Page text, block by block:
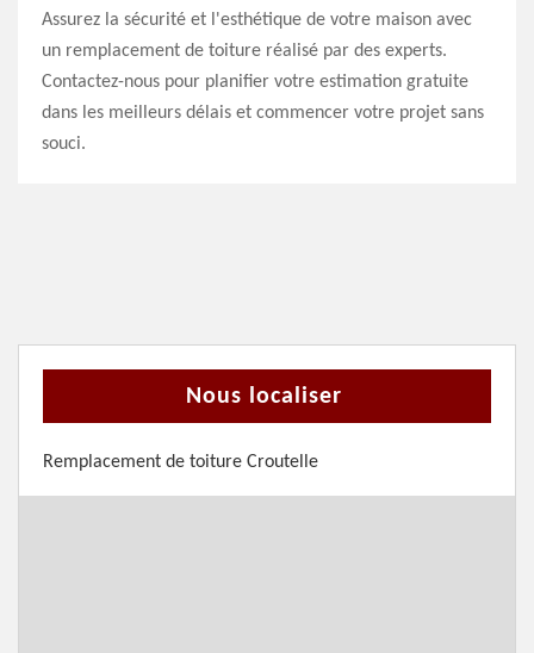
Assurez la sécurité et l'esthétique de votre maison avec
un remplacement de toiture réalisé par des experts.
Contactez-nous pour planifier votre estimation gratuite
dans les meilleurs délais et commencer votre projet sans
souci.
Nous localiser
Remplacement de toiture Croutelle